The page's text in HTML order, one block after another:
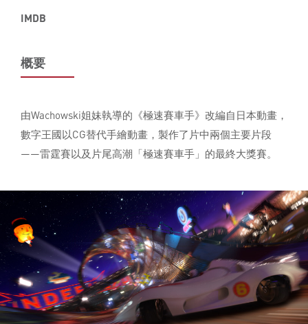
IMDB
概要
由Wachowski姐妹執導的《極速賽車手》改編自日本動畫，
數字王國以CG替代手繪動畫，製作了片中兩個主要片段
——雷霆賽以及片尾高潮「極速賽車手」的最終大獎賽。